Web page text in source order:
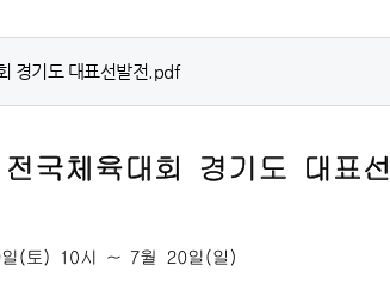
경기도 대표선발전.pdf